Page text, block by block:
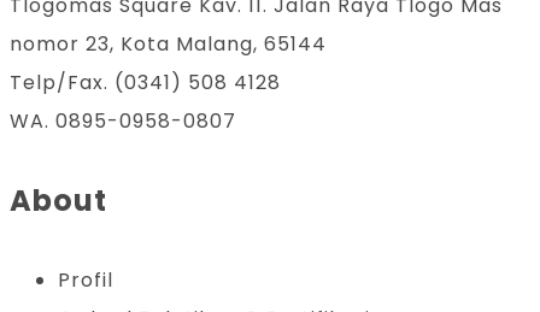
Tlogomas Square Kav. 11. Jalan Raya Tlogo Mas
nomor 23, Kota Malang, 65144
Telp/Fax. (0341) 508 4128
WA. 0895-0958-0807
About
Profil